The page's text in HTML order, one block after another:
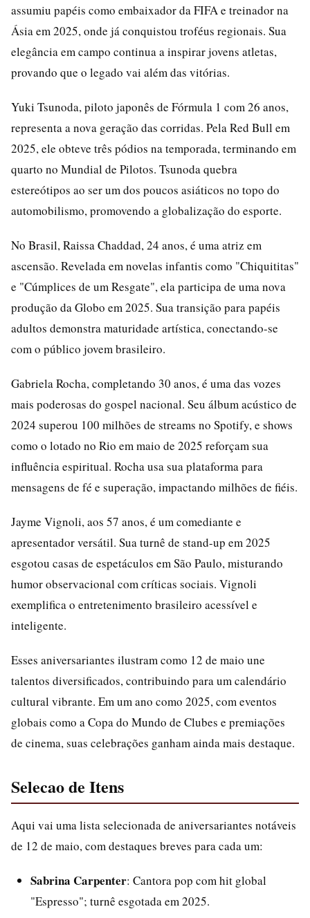
assumiu papéis como embaixador da FIFA e treinador na
Ásia em 2025, onde já conquistou troféus regionais. Sua
elegância em campo continua a inspirar jovens atletas,
provando que o legado vai além das vitórias.
Yuki Tsunoda, piloto japonês de Fórmula 1 com 26 anos,
representa a nova geração das corridas. Pela Red Bull em
2025, ele obteve três pódios na temporada, terminando em
quarto no Mundial de Pilotos. Tsunoda quebra
estereótipos ao ser um dos poucos asiáticos no topo do
automobilismo, promovendo a globalização do esporte.
No Brasil, Raissa Chaddad, 24 anos, é uma atriz em
ascensão. Revelada em novelas infantis como "Chiquititas"
e "Cúmplices de um Resgate", ela participa de uma nova
produção da Globo em 2025. Sua transição para papéis
adultos demonstra maturidade artística, conectando-se
com o público jovem brasileiro.
Gabriela Rocha, completando 30 anos, é uma das vozes
mais poderosas do gospel nacional. Seu álbum acústico de
2024 superou 100 milhões de streams no Spotify, e shows
como o lotado no Rio em maio de 2025 reforçam sua
influência espiritual. Rocha usa sua plataforma para
mensagens de fé e superação, impactando milhões de fiéis.
Jayme Vignoli, aos 57 anos, é um comediante e
apresentador versátil. Sua turnê de stand-up em 2025
esgotou casas de espetáculos em São Paulo, misturando
humor observacional com críticas sociais. Vignoli
exemplifica o entretenimento brasileiro acessível e
inteligente.
Esses aniversariantes ilustram como 12 de maio une
talentos diversificados, contribuindo para um calendário
cultural vibrante. Em um ano como 2025, com eventos
globais como a Copa do Mundo de Clubes e premiações
de cinema, suas celebrações ganham ainda mais destaque.
Selecao de Itens
Aqui vai uma lista selecionada de aniversariantes notáveis
de 12 de maio, com destaques breves para cada um:
Sabrina Carpenter: Cantora pop com hit global
"Espresso"; turnê esgotada em 2025.